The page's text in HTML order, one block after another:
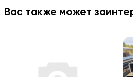
Вас также может